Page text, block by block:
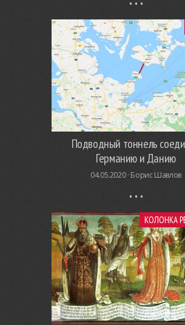
Подводный тоннель
Германию и Данию
04.05.2020 · Борис Шавлов
КОЛОНКА